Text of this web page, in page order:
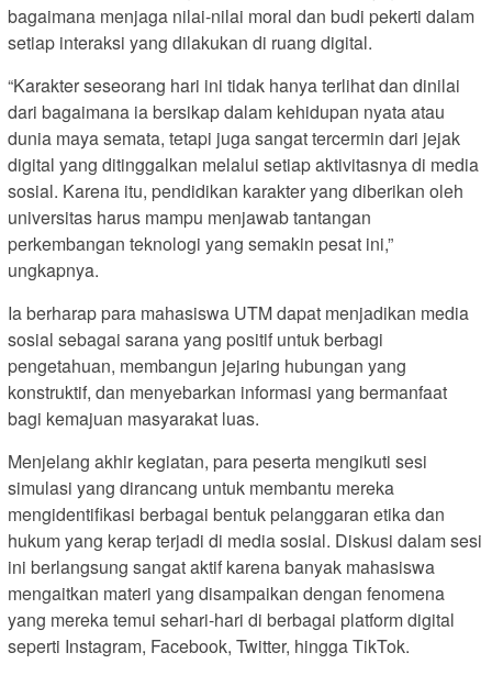
bagaimana menjaga nilai-nilai moral dan budi pekerti dalam
setiap interaksi yang dilakukan di ruang digital.
“Karakter seseorang hari ini tidak hanya terlihat dan dinilai
dari bagaimana ia bersikap dalam kehidupan nyata atau
dunia maya semata, tetapi juga sangat tercermin dari jejak
digital yang ditinggalkan melalui setiap aktivitasnya di media
sosial. Karena itu, pendidikan karakter yang diberikan oleh
universitas harus mampu menjawab tantangan
perkembangan teknologi yang semakin pesat ini,”
ungkapnya.
Ia berharap para mahasiswa UTM dapat menjadikan media
sosial sebagai sarana yang positif untuk berbagi
pengetahuan, membangun jejaring hubungan yang
konstruktif, dan menyebarkan informasi yang bermanfaat
bagi kemajuan masyarakat luas.
Menjelang akhir kegiatan, para peserta mengikuti sesi
simulasi yang dirancang untuk membantu mereka
mengidentifikasi berbagai bentuk pelanggaran etika dan
hukum yang kerap terjadi di media sosial. Diskusi dalam sesi
ini berlangsung sangat aktif karena banyak mahasiswa
mengaitkan materi yang disampaikan dengan fenomena
yang mereka temui sehari-hari di berbagai platform digital
seperti Instagram, Facebook, Twitter, hingga TikTok.